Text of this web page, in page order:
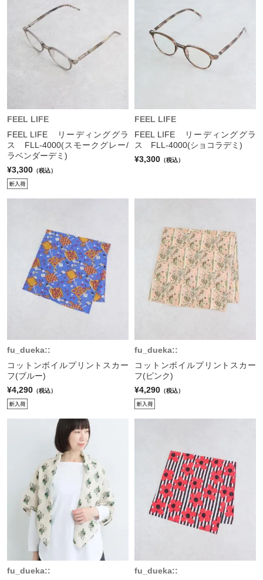
FEEL LIFE
FEEL LIFE リーディンググラ
ス FLL-4000(スモークグレー/
ラベンダーデミ)
¥3,300 （税込）
FEEL LIFE
FEEL LIFE リーディンググラ
ス FLL-4000(ショコラデミ)
¥3,300 （税込）
fu_dueka::
コットンボイルプリントスカー
フ(ブルー)
¥4,290 （税込）
fu_dueka::
コットンボイルプリントスカー
フ(ピンク)
¥4,290 （税込）
fu_dueka::
fu_dueka::